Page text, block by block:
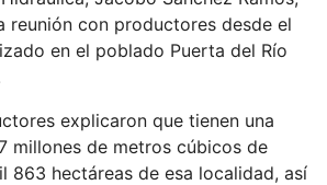
reunión con productores desde el
en el poblado Puerta del Río
explicaron que tienen una
millones de metros cúbicos de
863 hectáreas de esa localidad, así